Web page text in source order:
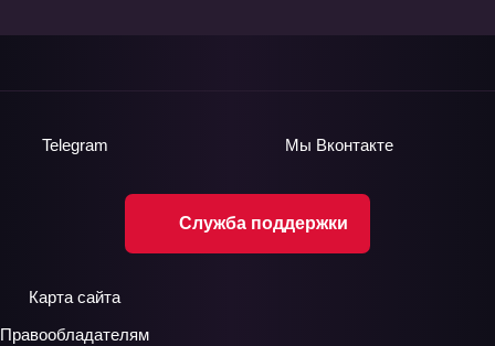
Служба поддержки
Telegram Мы Вконтакте
Карта сайта
Правообладателям